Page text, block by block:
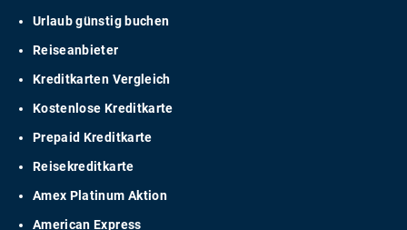
Urlaub günstig buchen
Reiseanbieter
Kreditkarten Vergleich
Kostenlose Kreditkarte
Prepaid Kreditkarte
Reisekreditkarte
Amex Platinum Aktion
American Express